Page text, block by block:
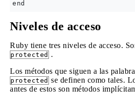
Niveles de acceso
Ruby tiene tres niveles de acceso.
protected .
Los métodos que siguen a las
protected se definen como tales.
antes de estos son métodos